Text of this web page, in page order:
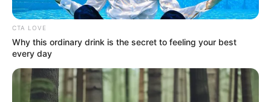
CTA LOVE
Why this ordinary drink is the secret to feeling your best
every day